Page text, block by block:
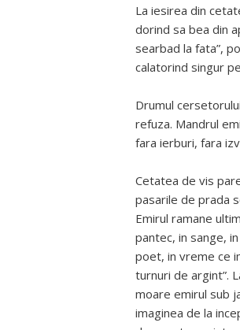
La iesirea din
dorind sa bea din
searbad la fata”,
calatorind singur
Drumul
refuza. Mandrul
fara ierburi, fara
Cetatea de vis
pasarile de prada
Emirul ramane
pantec, in sange,
poet, in vreme ce
turnuri de argint”.
moare emirul sub
imaginea de la